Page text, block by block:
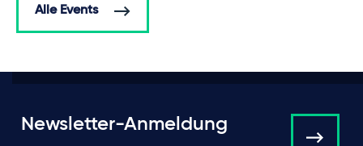
Alle Events
Newsletter-Anmeldung